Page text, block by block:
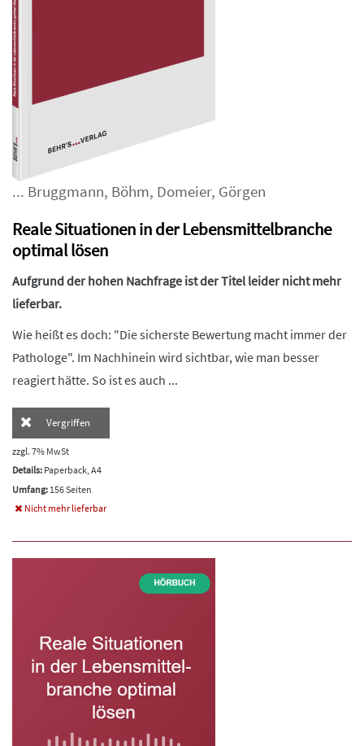
... Bruggmann, Böhm, Domeier, Görgen
Reale Situationen in der Lebensmittelbranche
optimal lösen
Aufgrund der hohen Nachfrage ist der Titel leider nicht mehr
lieferbar.
Wie heißt es doch: "Die sicherste Bewertung macht immer der
Pathologe". Im Nachhinein wird sichtbar, wie man besser
reagiert hätte. So ist es auch ...
Vergriffen
zzgl. 7% MwSt
Details: Paperback, A4
Umfang: 156 Seiten
Nicht mehr lieferbar